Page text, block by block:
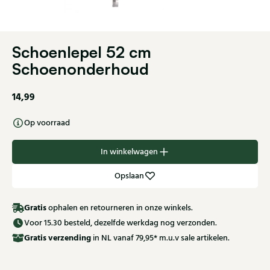
Schoenlepel 52 cm
Schoenonderhoud
14,99
Op voorraad
In winkelwagen
Opslaan
Gratisophalen en retourneren in onze winkels.
Voor 15.30 besteld, dezelfde werkdag nog verzonden.
Gratisverzending in NL vanaf 79,95* m.u.v sale artikelen.